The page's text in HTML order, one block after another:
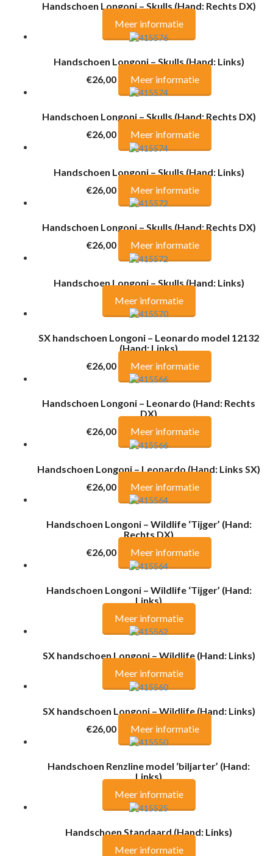
Handschoen Longoni – Skulls (Hand: Rechts DX)
Meer informatie
Handschoen Longoni – Skulls (Hand: Links)
€26,00
Meer informatie
Handschoen Longoni – Skulls (Hand: Rechts DX)
€26,00
Meer informatie
Handschoen Longoni – Skulls (Hand: Links)
€26,00
Meer informatie
Handschoen Longoni – Skulls (Hand: Rechts DX)
€26,00
Meer informatie
Handschoen Longoni – Skulls (Hand: Links)
Meer informatie
SX handschoen Longoni – Leonardo model 12132
(Hand: Links)
€26,00
Meer informatie
Handschoen Longoni – Leonardo (Hand: Rechts
DX)
€26,00
Meer informatie
Handschoen Longoni – Leonardo (Hand: Links SX)
€26,00
Meer informatie
Handschoen Longoni – Wildlife ‘Tijger’ (Hand:
Rechts DX)
€26,00
Meer informatie
Handschoen Longoni – Wildlife ‘Tijger’ (Hand:
Links)
Meer informatie
SX handschoen Longoni – Wildlife (Hand: Links)
Meer informatie
SX handschoen Longoni – Wildlife (Hand: Links)
€26,00
Meer informatie
Handschoen Renzline model ‘biljarter’ (Hand:
Links)
Meer informatie
Handschoen Standaard (Hand: Links)
Meer informatie